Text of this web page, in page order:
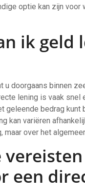
optie kan zijn
ik
u doorgaans binnen
lening is vaak
geleende bedrag
kan variëren
maar over het
een